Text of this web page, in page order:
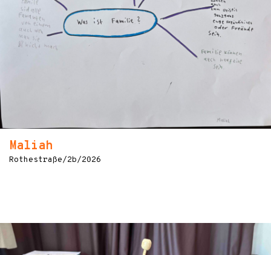
Maliah
Rothestraße/2b/2026